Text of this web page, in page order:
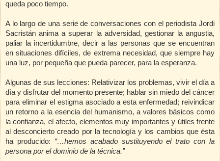
queda poco tiempo.
A lo largo de una serie de conversaciones con el periodista Jordi
Sacristán anima a superar la adversidad, gestionar la angustia,
paliar la incertidumbre, decir a las personas que se encuentran
en situaciones difíciles, de extrema necesidad, que siempre hay
una luz, por pequeña que pueda parecer, para la esperanza.
Algunas de sus lecciones: Relativizar los problemas, vivir el día a
día y disfrutar del momento presente; hablar sin miedo del cáncer
para eliminar el estigma asociado a esta enfermedad; reivindicar
un retorno a la esencia del humanismo, a valores básicos como
la confianza, el afecto, elementos muy importantes y útiles frente
al desconcierto creado por la tecnología y los cambios que ésta
ha producido: “…hemos acabado sustituyendo el trato con la
persona por el dominio de la técnica.”